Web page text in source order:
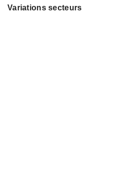
Variations secteurs